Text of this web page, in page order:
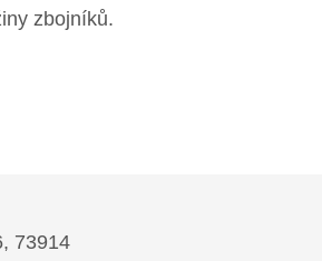
zbojníků.
73914